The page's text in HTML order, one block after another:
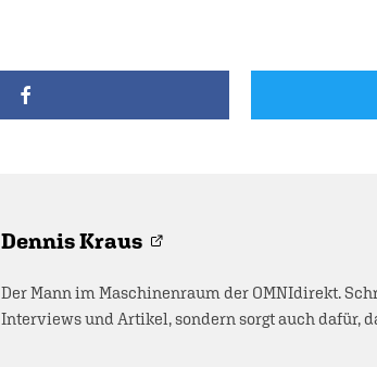
Dennis Kraus
Der Mann im Maschinenraum der OMNIdirekt.
Interviews und Artikel, sondern sorgt auch dafür,